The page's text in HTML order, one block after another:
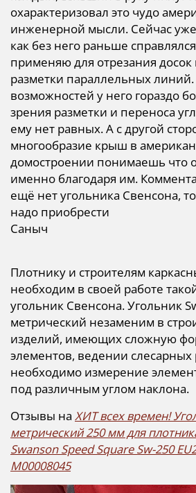
охарактеризовал это чудо
инженерной мысли. Сейчас
как без него раньше
применяю для отрезания досок
разметки параллельных линий.
возможностей у него гораздо
зрения разметки и переноса
ему нет равных. А с другой
многообразие крыш в
домостроении понимаешь что
именно благодаря им.
ещё нет угольника Свенсона,
надо приобрести
Саныч
Плотнику и строителям
необходим в своей работе
угольник Свенсона. Угольник
метрический незаменим в
изделий, имеющих сложную
элементов, ведении слесарных
необходимо измерение
под различным углом наклона.
Отзывы на ХИТ всех времен!
метрический 250 мм для
Swanson Speed Square Sw-250
М00008045